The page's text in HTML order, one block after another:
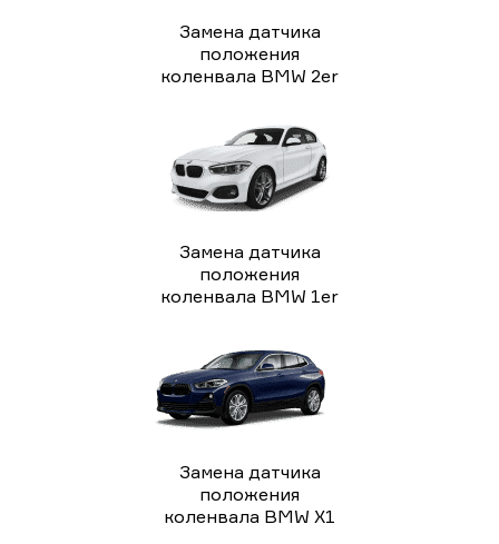
Замена датчика
положения
коленвала BMW 2er
Замена датчика
положения
коленвала BMW 1er
Замена датчика
положения
коленвала BMW X1